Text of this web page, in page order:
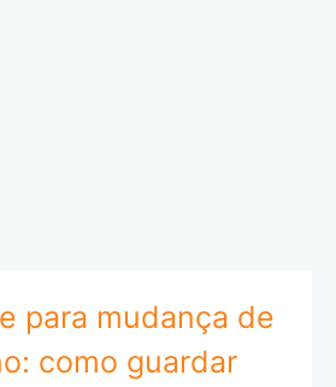
para mudança de
como guardar